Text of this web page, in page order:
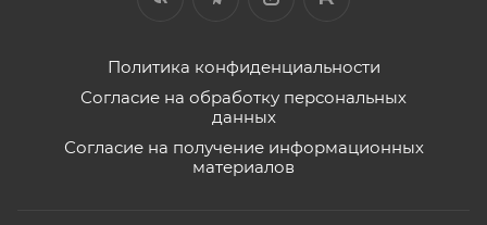
Политика конфиденциальности
Согласие на обработку персональных
данных
Согласие на получение информационных
материалов